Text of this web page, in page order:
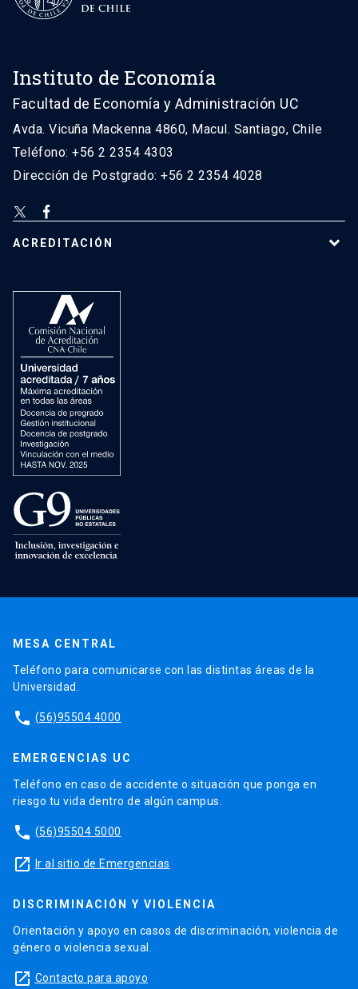
Instituto de Economía
Facultad de Economía y Administración UC
Avda. Vicuña Mackenna 4860, Macul. Santiago, Chile
Teléfono: +56 2 2354 4303
Dirección de Postgrado: +56 2 2354 4028
ACREDITACIÓN
MESA CENTRAL
Teléfono para comunicarse con las distintas áreas de la
Universidad.
phone (56)95504 4000
EMERGENCIAS UC
Teléfono en caso de accidente o situación que ponga en
riesgo tu vida dentro de algún campus.
phone (56)95504 5000
launch Ir al sitio de Emergencias
DISCRIMINACIÓN Y VIOLENCIA
Orientación y apoyo en casos de discriminación, violencia de
género o violencia sexual.
launch Contacto para apoyo